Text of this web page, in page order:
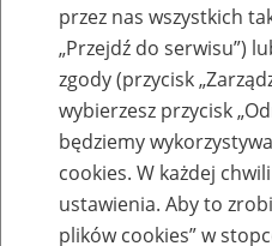
Zaproś ZUS do
przez nas wszystkich
„Przejdź do serwisu”)
zgody (przycisk
wybierzesz przycisk
będziemy
cookies. W każdej
ustawienia. Aby to
plików cookies” w